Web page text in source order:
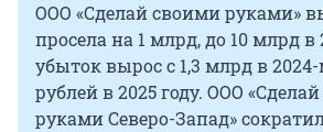
ООО «Сделай своими руками»
просела на 1 млрд, до 10 млрд в
убыток вырос с 1,3 млрд в
рублей в 2025 году. ООО
руками Северо-Запад»